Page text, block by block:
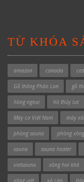
TỪ KHÓA
amazon canada
Gỗ thông Phần Lan gỗ
hồng ngoại hồ thủy lực
Máy cơ Việt Nam máy
phòng sauna phòng
sauna sauna heater
vietsauna xông hơi khô
xông ướt xả cặn